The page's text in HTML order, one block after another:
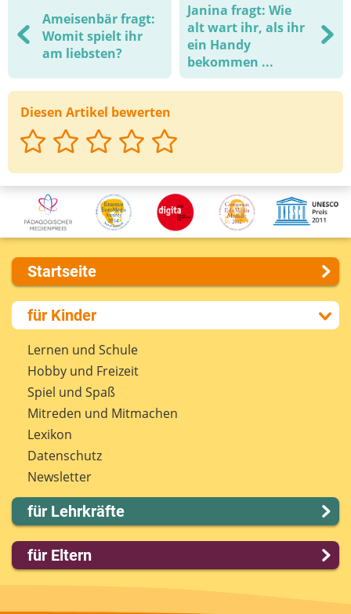
Ameisenbär fragt:
Womit spielt ihr
am liebsten?
Janina fragt: Wie
alt wart ihr, als ihr
ein Handy
bekommen ...
Diesen Artikel bewerten
Startseite
Über uns
Presse
Kontakt
Impressum
Internet-ABC Sitemap
Barrierefreiheit
Länderprojekte
für Kinder
Lernen und Schule
Hobby und Freizeit
Spiel und Spaß
Mitreden und Mitmachen
Lexikon
Datenschutz
Newsletter
für Lehrkräfte
Lernmodule
Unterrichts­materialien
Praxishilfen
für Eltern